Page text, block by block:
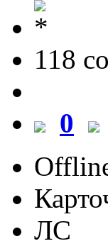
118
0
ЛС